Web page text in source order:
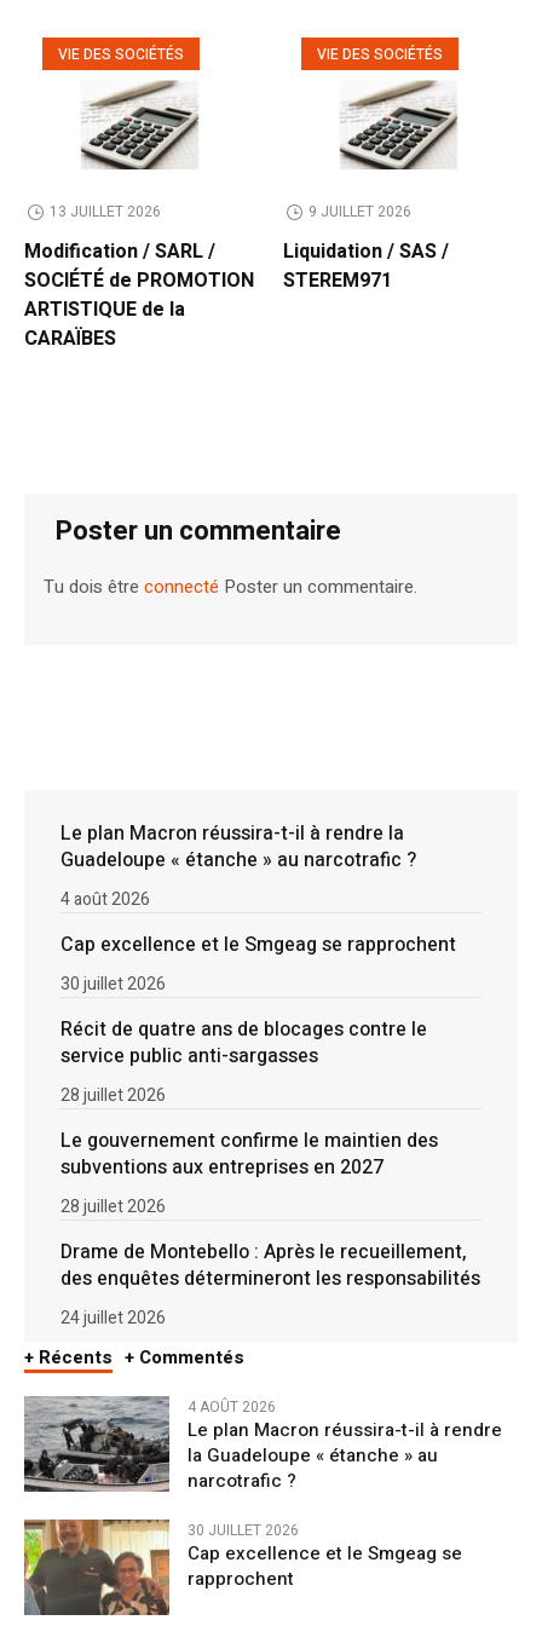
VIE DES SOCIÉTÉS
13 JUILLET 2026
Modification / SARL /
SOCIÉTÉ de PROMOTION
ARTISTIQUE de la
CARAÏBES
VIE DES SOCIÉTÉS
9 JUILLET 2026
Liquidation / SAS /
STEREM971
Poster un commentaire
Tu dois êtreconnecté Poster un commentaire.
Le plan Macron réussira-t-il à rendre la
Guadeloupe « étanche » au narcotrafic ?
4 août 2026
Cap excellence et le Smgeag se rapprochent
30 juillet 2026
Récit de quatre ans de blocages contre le
service public anti-sargasses
28 juillet 2026
Le gouvernement confirme le maintien des
subventions aux entreprises en 2027
28 juillet 2026
Drame de Montebello : Après le recueillement,
des enquêtes détermineront les responsabilités
24 juillet 2026
+ Récents + Commentés
4 AOÛT 2026
Le plan Macron réussira-t-il à rendre
la Guadeloupe « étanche » au
narcotrafic ?
30 JUILLET 2026
Cap excellence et le Smgeag se
rapprochent